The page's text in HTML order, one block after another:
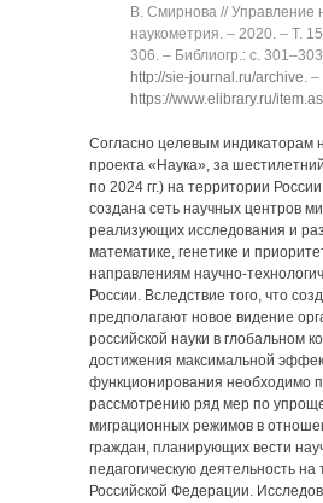
В. Смирнова // Управление
наукометрия. ‒ 2020. ‒ Т.
306. ‒ Библиогр.: с.
http://sie-journal.ru/archive. ‒
https://www.elibrary.ru/
Согласно целевым индикаторам
проекта «Наука», за
по 2024 гг.) на территории
создана сеть научных центров
реализующих исследования и
математике, генетике и
направлениям научно-
России. Вследствие того, что
предполагают новое видение
российской науки в глобальном
достижения максимальной
функционирования необходимо
рассмотрению ряд мер по
миграционных режимов в
граждан, планирующих вести
педагогическую деятельность на
Российской Федерации.